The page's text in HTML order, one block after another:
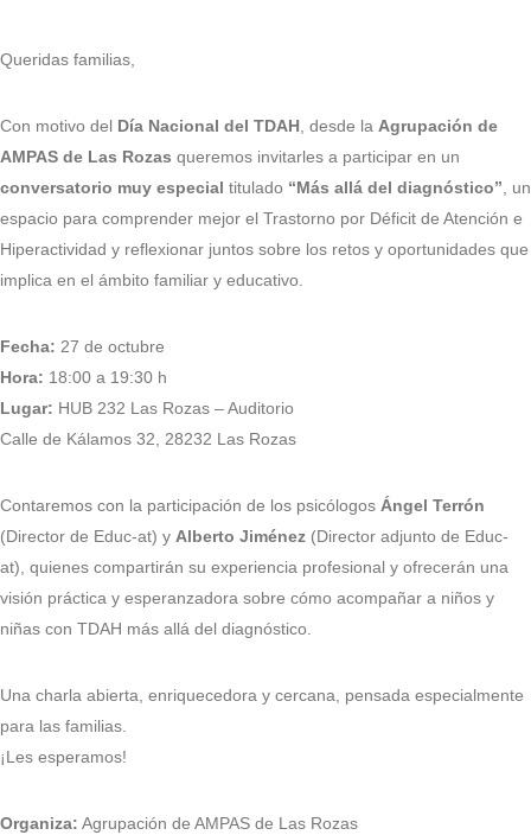
Queridas familias,
Con motivo del Día Nacional del TDAH, desde la Agrupación de
AMPAS de Las Rozas queremos invitarles a participar en un
conversatorio muy especial titulado “Más allá del diagnóstico”, un
espacio para comprender mejor el Trastorno por Déficit de Atención e
Hiperactividad y reflexionar juntos sobre los retos y oportunidades que
implica en el ámbito familiar y educativo.
Fecha: 27 de octubre
Hora: 18:00 a 19:30 h
Lugar: HUB 232 Las Rozas – Auditorio
Calle de Kálamos 32, 28232 Las Rozas
Contaremos con la participación de los psicólogos Ángel Terrón
(Director de Educ-at) y Alberto Jiménez (Director adjunto de Educ-
at), quienes compartirán su experiencia profesional y ofrecerán una
visión práctica y esperanzadora sobre cómo acompañar a niños y
niñas con TDAH más allá del diagnóstico.
Una charla abierta, enriquecedora y cercana, pensada especialmente
para las familias.
¡Les esperamos!
Organiza: Agrupación de AMPAS de Las Rozas